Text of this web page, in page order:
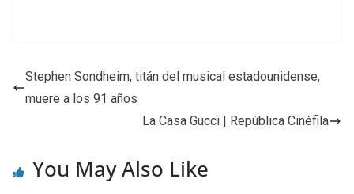
Stephen Sondheim, titán del musical estadounidense,
muere a los 91 años
La Casa Gucci | República Cinéfila
You May Also Like